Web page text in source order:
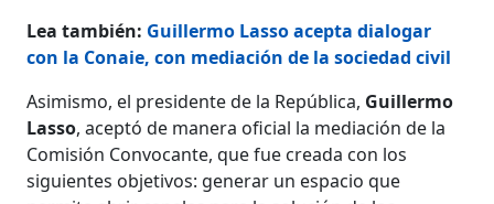
Lea también: Guillermo Lasso acepta dialogar
con la Conaie, con mediación de la sociedad civil
Asimismo, el presidente de la República, Guillermo
Lasso, aceptó de manera oficial la mediación de la
Comisión Convocante, que fue creada con los
siguientes objetivos: generar un espacio que